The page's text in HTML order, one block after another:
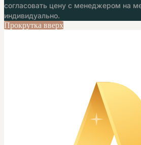
согласовать цену с менеджером на
индивидуально.
Прокрутка вверх